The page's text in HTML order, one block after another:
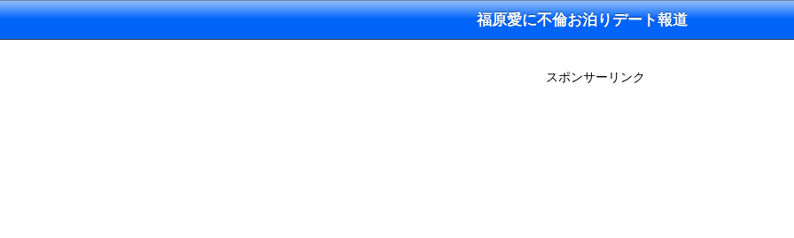
福原愛に不倫お泊りデート報道
スポンサーリンク